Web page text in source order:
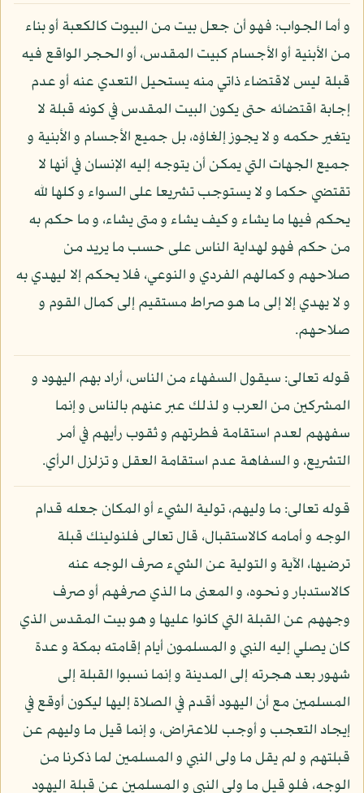
و أما الجواب: فهو أن جعل بيت من البيوت كالكعبة أو بناء
من الأبنية أو الأجسام كبيت المقدس، أو الحجر الواقع فيه
قبلة ليس لاقتضاء ذاتي منه يستحيل التعدي عنه أو عدم
إجابة اقتضائه حتى يكون البيت المقدس في كونه قبلة لا
يتغير حكمه و لا يجوز إلغاؤه، بل جميع الأجسام و الأبنية و
جميع الجهات التي يمكن أن يتوجه إليه الإنسان في أنها لا
تقتضي حكما و لا يستوجب تشريعا على السواء و كلها لله
يحكم فيها ما يشاء و كيف يشاء و متى يشاء، و ما حكم به
من حكم فهو لهداية الناس على حسب ما يريد من
صلاحهم و كمالهم الفردي و النوعي، فلا يحكم إلا ليهدي به
و لا يهدي إلا إلى ما هو صراط مستقيم إلى كمال القوم و
صلاحهم.
قوله تعالى: سيقول السفهاء من الناس، أراد بهم اليهود و
المشركين من العرب و لذلك عبر عنهم بالناس و إنما
سفههم لعدم استقامة فطرتهم و ثقوب رأيهم في أمر
التشريع، و السفاهة عدم استقامة العقل و تزلزل الرأي.
قوله تعالى: ما وليهم، تولية الشيء أو المكان جعله قدام
الوجه و أمامه كالاستقبال، قال تعالى فلنولينك قبلة
ترضيها، الآية و التولية عن الشيء صرف الوجه عنه
كالاستدبار و نحوه، و المعنى ما الذي صرفهم أو صرف
وجههم عن القبلة التي كانوا عليها و هو بيت المقدس الذي
كان يصلي إليه النبي و المسلمون أيام إقامته بمكة و عدة
شهور بعد هجرته إلى المدينة و إنما نسبوا القبلة إلى
المسلمين مع أن اليهود أقدم في الصلاة إليها ليكون أوقع في
إيجاد التعجب و أوجب للاعتراض، و إنما قيل ما وليهم عن
قبلتهم و لم يقل ما ولى النبي و المسلمين لما ذكرنا من
الوجه، فلو قيل ما ولى النبي و المسلمين عن قبلة اليهود